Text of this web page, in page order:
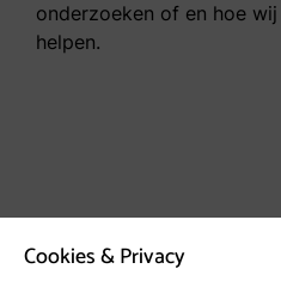
onderzoeken of en hoe
helpen.
Cookies & Privacy